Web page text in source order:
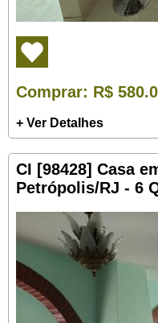
Comprar: R$
+ Ver Detalhes
CI [98428] Casa
Petrópolis/RJ - 6